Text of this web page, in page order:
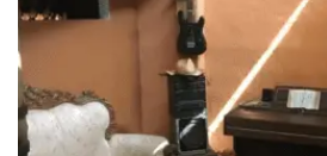
Townhouses en el
Residencial IVCO de El
¿Sueñas con un hogar
tranquilidad y el estilo se